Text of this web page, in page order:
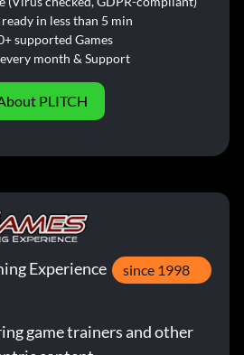
ready in less than 5 min
supported Games
month & Support
PLITCH
Experience since 1998
game trainers and other